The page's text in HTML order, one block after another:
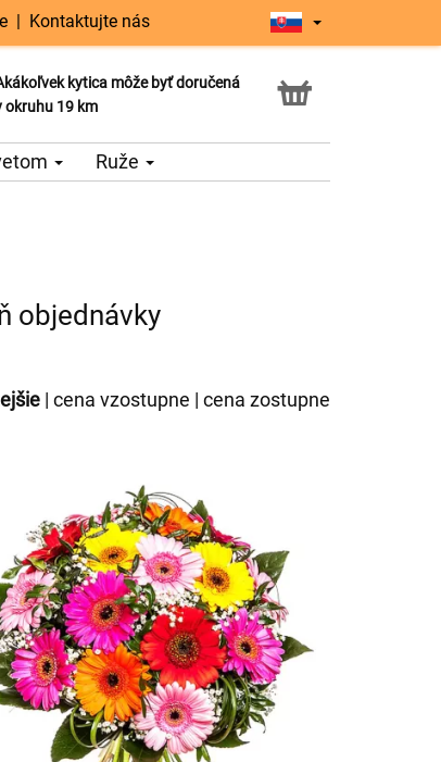
| Kontaktujte nás
kytica môže byť doručená
okruhu 19 km
Click & Collect
Ruže
objednávky
| cena vzostupne | cena zostupne